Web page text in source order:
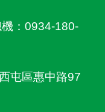
：0934-180-
屯區惠中路97